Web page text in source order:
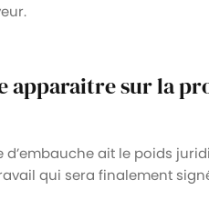
apparaitre sur la
d’embauche ait le poids
qui sera finalement